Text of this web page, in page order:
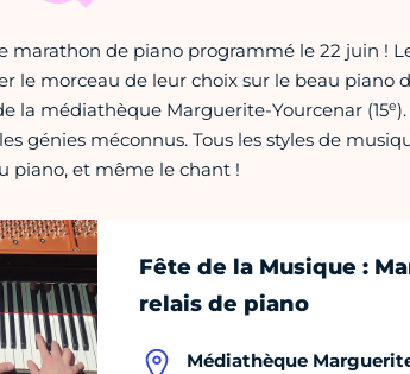
marathon de piano programmé le 22 juin !
le morceau de leur choix sur le beau piano
la médiathèque Marguerite-Yourcenar (15e
génies méconnus. Tous les styles de
piano, et même le chant !
Fête de la Musique :
relais de piano
Médiathèque